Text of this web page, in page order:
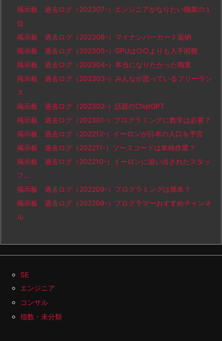
掲示板 過去ログ（202307-）エンジニアがなりたい職業の１
位
掲示板 過去ログ（202306-）マイナンバーカード返納
掲示板 過去ログ（202305-）GPUは○○よりも入手困難
掲示板 過去ログ（202304-）本当になりたかった職業
掲示板 過去ログ（202303-）みんなが思っているフリーラン
ス
掲示板 過去ログ（202302-）話題のChatGPT
掲示板 過去ログ（202301-）プログラミングに数学は必要？
掲示板 過去ログ（202212-）イーロンが日本の人口を予言
掲示板 過去ログ（202211-）ソースコードは単純作業？
掲示板 過去ログ（202210-）イーロンに追い出されたスタッ
フ…
掲示板 過去ログ（202209-）プログラミングは簡単？
掲示板 過去ログ（202208-）プログラマーおすすめチャンネ
ル
SE
エンジニア
コンサル
指数・未分類